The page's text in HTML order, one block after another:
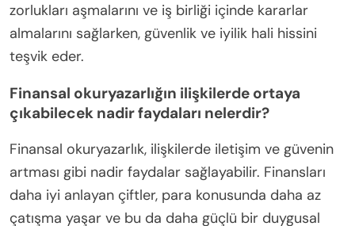
zorlukları aşmalarını ve iş birliği içinde kararlar
almalarını sağlarken, güvenlik ve iyilik hali hissini
teşvik eder.
Finansal okuryazarlığın ilişkilerde ortaya
çıkabilecek nadir faydaları nelerdir?
Finansal okuryazarlık, ilişkilerde iletişim ve güvenin
artması gibi nadir faydalar sağlayabilir. Finansları
daha iyi anlayan çiftler, para konusunda daha az
çatışma yaşar ve bu da daha güçlü bir duygusal